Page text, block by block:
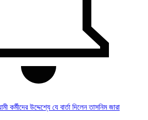
কর্মীদের উদ্দেশ্যে যে বার্তা দিলেন তাসনিম জারা